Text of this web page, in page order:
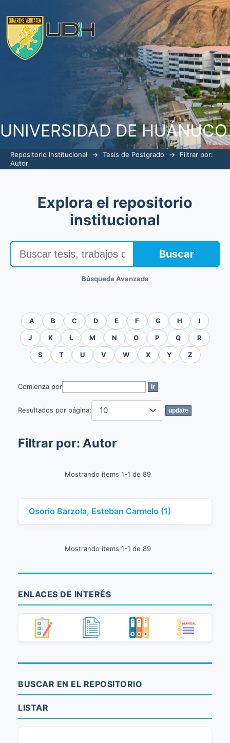
UNIVERSIDAD DE HUÁNUCO
Repositorio Institucional → Tesis de Postgrado →
Filtrar por:
Autor
Explora el repositorio
institucional
Buscar
Búsqueda Avanzada
A B C D E F G H I
J K L M N O P Q R
S T U V W X Y Z
Comienza por
Resultados por página:
Filtrar por: Autor
Mostrando ítems 1-1 de 89
Osorio Barzola, Esteban Carmelo (1)
Mostrando ítems 1-1 de 89
ENLACES DE INTERÉS
BUSCAR EN EL REPOSITORIO
LISTAR